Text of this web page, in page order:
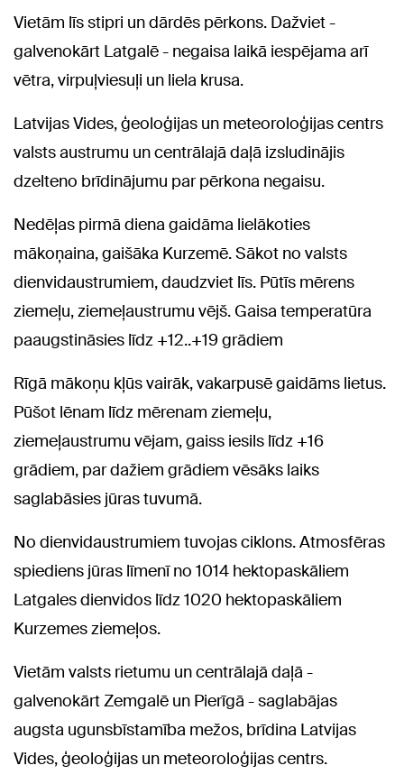
Vietām līs stipri un dārdēs pērkons. Dažviet -
galvenokārt Latgalē - negaisa laikā iespējama arī
vētra, virpuļviesuļi un liela krusa.
Latvijas Vides, ģeoloģijas un meteoroloģijas centrs
valsts austrumu un centrālajā daļā izsludinājis
dzelteno brīdinājumu par pērkona negaisu.
Nedēļas pirmā diena gaidāma lielākoties
mākoņaina, gaišāka Kurzemē. Sākot no valsts
dienvidaustrumiem, daudzviet līs. Pūtīs mērens
ziemeļu, ziemeļaustrumu vējš. Gaisa temperatūra
paaugstināsies līdz +12..+19 grādiem
Rīgā mākoņu kļūs vairāk, vakarpusē gaidāms lietus.
Pūšot lēnam līdz mērenam ziemeļu,
ziemeļaustrumu vējam, gaiss iesils līdz +16
grādiem, par dažiem grādiem vēsāks laiks
saglabāsies jūras tuvumā.
No dienvidaustrumiem tuvojas ciklons. Atmosfēras
spiediens jūras līmenī no 1014 hektopaskāliem
Latgales dienvidos līdz 1020 hektopaskāliem
Kurzemes ziemeļos.
Vietām valsts rietumu un centrālajā daļā -
galvenokārt Zemgalē un Pierīgā - saglabājas
augsta ugunsbīstamība mežos, brīdina Latvijas
Vides, ģeoloģijas un meteoroloģijas centrs.